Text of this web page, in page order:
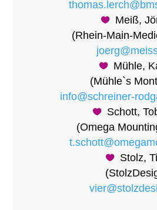
Meiß,
(Rhein-Main-
Mühle,
(Mühle`s
info@schreiner-
Schott,
(Omega
Stolz, Til